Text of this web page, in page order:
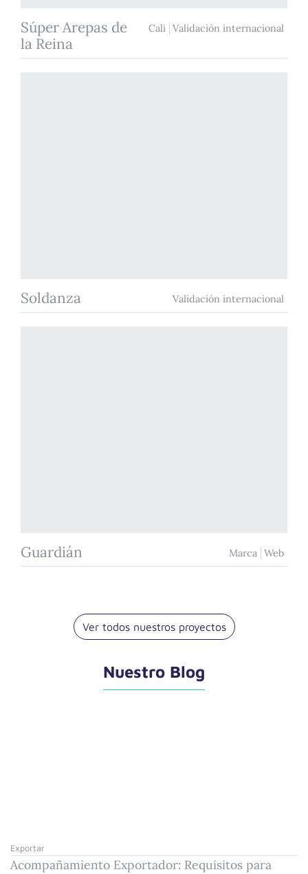
Súper Arepas de
la Reina
Cali Validación internacional
Soldanza Validación internacional
Guardián Marca Web
Ver todos nuestros proyectos
Nuestro Blog
Exportar
Acompañamiento Exportador: Requisitos para